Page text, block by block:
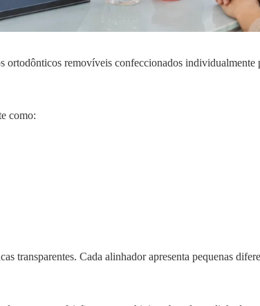
ortodônticos removíveis confeccionados individualmente
como:
transparentes. Cada alinhador apresenta pequenas